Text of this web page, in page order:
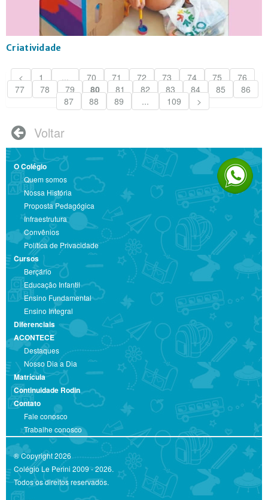
Criatividade
< 1 ... 70 71 72 73 74 75
76
77
78 79 80 81 82 83 84 85
86
87
88 89 ... 109 >
 Voltar
O Colégio
Quem somos
Nossa História
Proposta Pedagógica
Infraestrutura
Convênios
Política de Privacidade
Cursos
Berçário
Educação Infantil
Ensino Fundamental
Ensino Integral
Diferenciais
ACONTECE
Destaques
Nosso Dia a Dia
Matrícula
Continuidade Rodin
Contato
Fale conosco
Trabalhe conosco
® Copyright 2026
Colégio Le Perini 2009 - 2026.
Todos os direitos reservados.